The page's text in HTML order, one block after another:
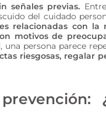
señales previas.
del cuidado
relacionadas con
motivos de
una persona parece
riesgosas, regalar